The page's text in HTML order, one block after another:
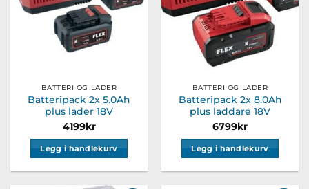
BATTERI OG LADER
Batteripack 2x 5.0Ah
plus lader 18V
4199kr
Legg i handlekurv
BATTERI OG LADER
Batteripack 2x 8.0Ah
plus laddare 18V
6799kr
Legg i handlekurv